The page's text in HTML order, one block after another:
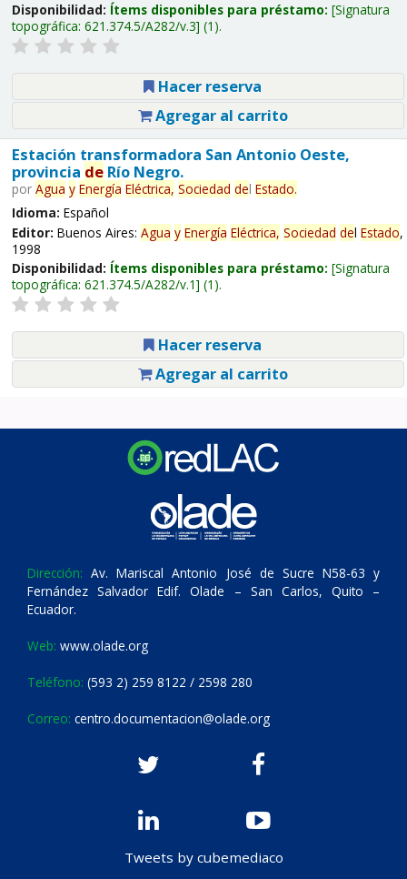
Disponibilidad: Ítems disponibles para préstamo: Signatura
topográfica: 621.374.5/A282/v.3 (1).
Hacer reserva
Agregar al carrito
Estación transformadora San Antonio Oeste,
provincia deRío Negro.
por Agua y Energía Eléctrica, Sociedad del Estado.
Idioma: Español
Editor: Buenos Aires: Agua y Energía Eléctrica, Sociedad del Estado,
1998
Disponibilidad: Ítems disponibles para préstamo: Signatura
topográfica: 621.374.5/A282/v.1 (1).
Hacer reserva
Agregar al carrito
Dirección: Av. Mariscal Antonio José de Sucre N58-63 y
Fernández Salvador Edif. Olade – San Carlos, Quito –
Ecuador.
Web: www.olade.org
Teléfono: (593 2) 259 8122 / 2598 280
Correo: centro.documentacion@olade.org
Tweets by cubemediaco